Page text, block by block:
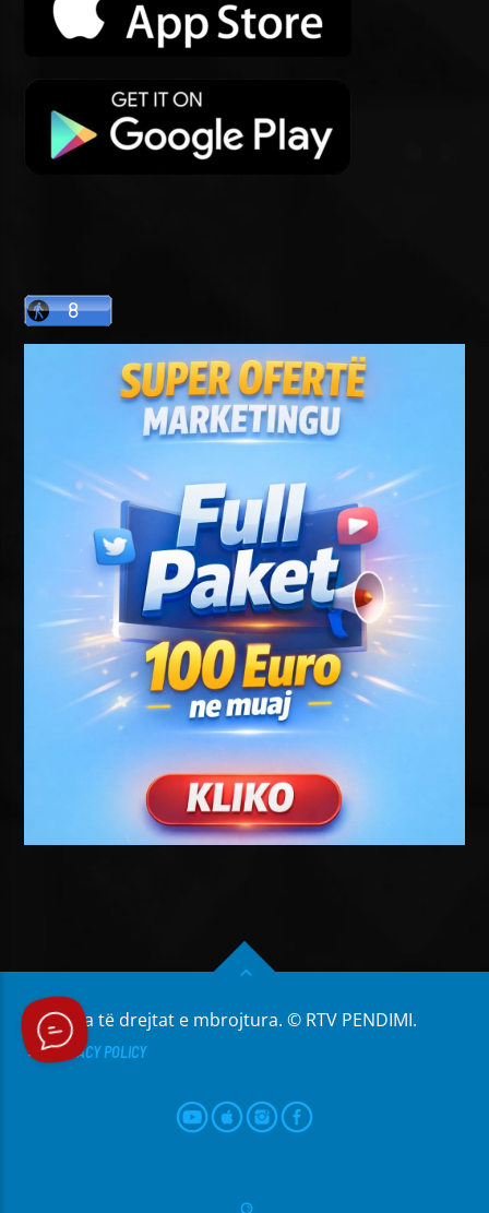
Të gjitha të drejtat e mbrojtura. © RTV PENDIMI.
PRIVACY POLICY